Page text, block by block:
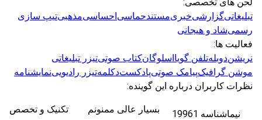
تبلیغاتیگزارشیخبریمستندحماسیاحساسیمذهبیتیپ سازی
رسمیشاد و هیجانی
فعالیت ها:
نریشندوبلهتلفن گویااسلوگانکتاب صوتیتیزر تبلیغاتی
موشن گرافیکپیامک صوتیپادکستدکلمهتیزر رادیویینمایشنامه
نظرات کاربران درباره این گوینده:
نیماشناسه 19961
بسیار عالی ممنونم تکنیک و تخصص